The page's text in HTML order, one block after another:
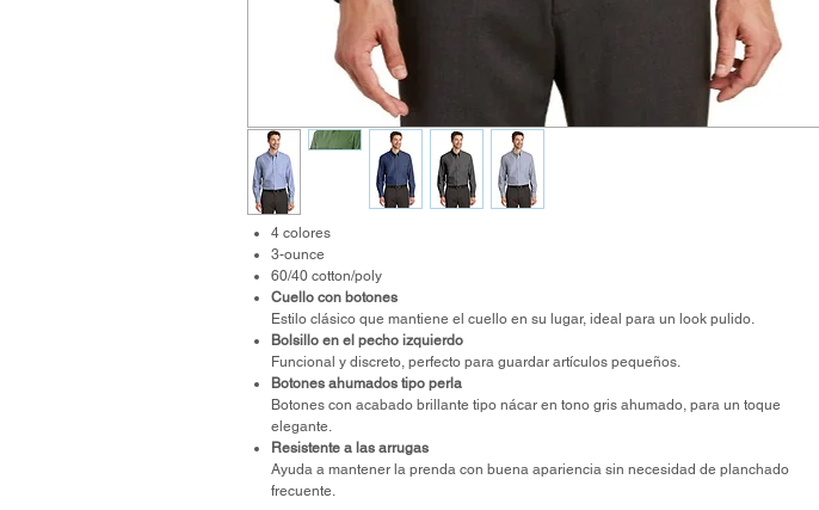
4 colores
3-ounce
60/40 cotton/poly
Cuello con botones
Estilo clásico que mantiene el cuello en su lugar, ideal para un look pulido.
Bolsillo en el pecho izquierdo
Funcional y discreto, perfecto para guardar artículos pequeños.
Botones ahumados tipo perla
Botones con acabado brillante tipo nácar en tono gris ahumado, para un toque
elegante.
Resistente a las arrugas
Ayuda a mantener la prenda con buena apariencia sin necesidad de planchado
frecuente.